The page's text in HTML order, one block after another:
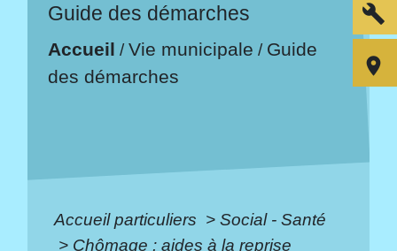
Guide des démarches
Accueil /Vie municipale / Guide
des démarches
Accueil particuliers > Social - Santé
> Chômage : aides à la reprise
build
room